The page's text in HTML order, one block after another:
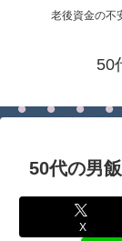
老後資金の不
50
50代の男飯
X